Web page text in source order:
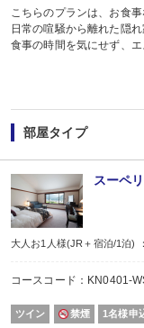
こちらのプランは、お食
日常の喧騒から離れた隠
食事の時間を気にせず、
静かな時間の流れを感じ
（大浴場）
簀子を敷いて暖かみを出
営業時間/6：00～12：30
（庭園露天風呂）
和と洋を調和させてたピ
営業時間/男性6：00～
（貸し切り露天「緑庵」）
先着順のご予約制となり
貸切料金/1室あたり（50
（バーハミルトン）
部屋タイプ
スーペ
大人お1人様(JR＋宿泊/1泊)
コースコード：KN0401-
ツイン 禁煙 1名様申